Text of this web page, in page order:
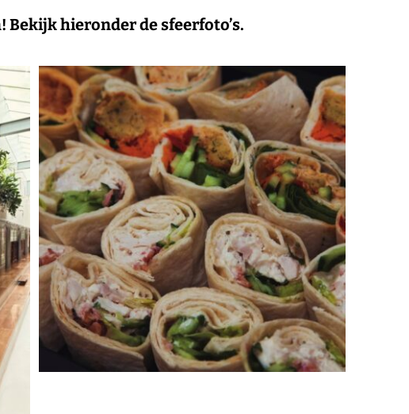
hieronder de sfeerfoto’s.